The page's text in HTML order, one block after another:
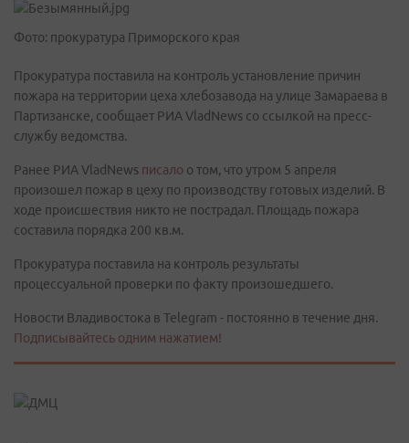
Фото: прокуратура Приморского края
Прокуратура поставила на контроль установление причин
пожара на территории цеха хлебозавода на улице Замараева в
Партизанске, сообщает РИА VladNews со ссылкой на пресс-
службу ведомства.
Ранее РИА VladNews писало о том, что утром 5 апреля
произошел пожар в цеху по производству готовых изделий. В
ходе происшествия никто не пострадал. Площадь пожара
составила порядка 200 кв.м.
Прокуратура поставила на контроль результаты
процессуальной проверки по факту произошедшего.
Новости Владивостока в Telegram - постоянно в течение дня.
Подписывайтесь одним нажатием!